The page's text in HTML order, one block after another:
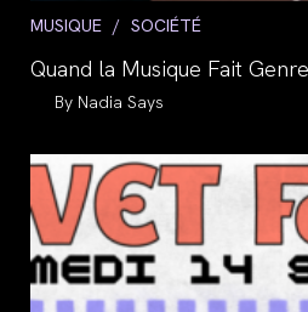
Post
MUSIQUE / SOCIÉTÉ
Quand la Musique Fait Genre
Auteur/autrice
la
publication :
Nadia Says